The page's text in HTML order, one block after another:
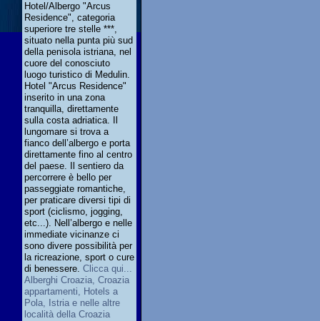
Hotel/Albergo "Arcus
Residence", categoria
superiore tre stelle ***,
situato nella punta più sud
della penisola istriana, nel
cuore del conosciuto
luogo turistico di Medulin.
Hotel "Arcus Residence"
inserito in una zona
tranquilla, direttamente
sulla costa adriatica. Il
lungomare si trova a
fianco dell’albergo e porta
direttamente fino al centro
del paese. Il sentiero da
percorrere è bello per
passeggiate romantiche,
per praticare diversi tipi di
sport (ciclismo, jogging,
etc...). Nell’albergo e nelle
immediate vicinanze ci
sono divere possibilità per
la ricreazione, sport o cure
di benessere. Clicca qui...
Alberghi Croazia, Croazia
appartamenti, Hotels a
Pola, Istria e nelle altre
località della Croazia